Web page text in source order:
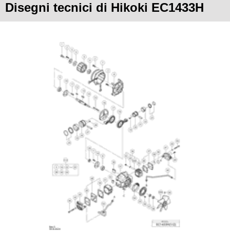
Disegni tecnici di Hikoki EC1433H